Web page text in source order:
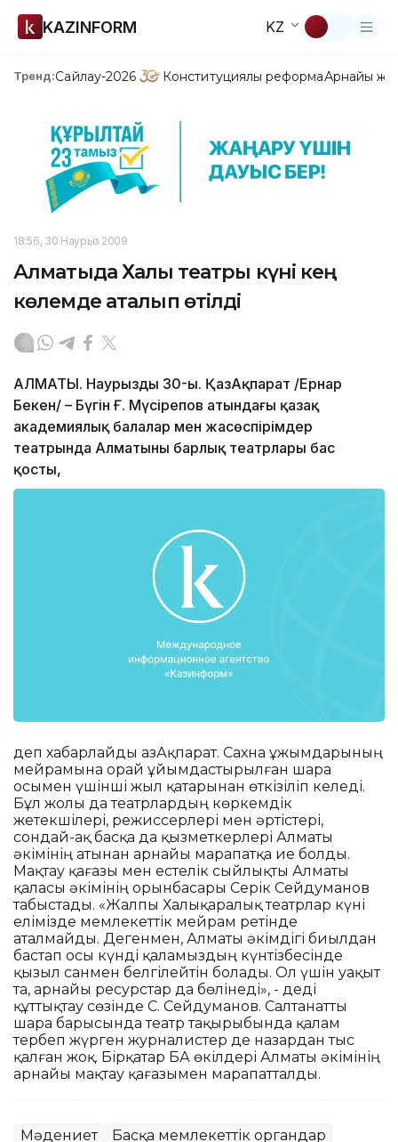
KAZINFORM KZ
Тренд:Сайлау-2026 Конституциялық реформаАрнайы
18:56, 30 Наурыз 2009
Алматыда Халық театры күні кең
көлемде аталып өтілді
АЛМАТЫ. Наурыздың 30-ы. ҚазАқпарат /Ернар
Бекен/ – Бүгін Ғ. Мүсірепов атындағы қазақ
академиялық балалар мен жасөспірімдер
театрында Алматының барлық театрлары бас
қосты,
деп хабарлайды ҚазАқпарат. Сахна ұжымдарының
мейрамына орай ұйымдастырылған шара
осымен үшінші жыл қатарынан өткізіліп келеді.
Бұл жолы да театрлардың көркемдік
жетекшілері, режиссерлері мен әртістері,
сондай-ақ басқа да қызметкерлері Алматы
әкімінің атынан арнайы марапатқа ие болды.
Мақтау қағазы мен естелік сыйлықты Алматы
қаласы әкімінің орынбасары Серік Сейдуманов
табыстады. «Жалпы Халықаралық театрлар күні
елімізде мемлекеттік мейрам ретінде
аталмайды. Дегенмен, Алматы әкімдігі биылдан
бастап осы күнді қаламыздың күнтізбесінде
қызыл санмен белгілейтін болады. Ол үшін уақыт
та, арнайы ресурстар да бөлінеді», - деді
құттықтау сөзінде С. Сейдуманов. Салтанатты
шара барысында театр тақырыбында қалам
тербеп жүрген журналистер де назардан тыс
қалған жоқ. Бірқатар БАҚ өкілдері Алматы әкімінің
арнайы мақтау қағазымен марапатталды.
Мәдениет Басқа мемлекеттік органдар